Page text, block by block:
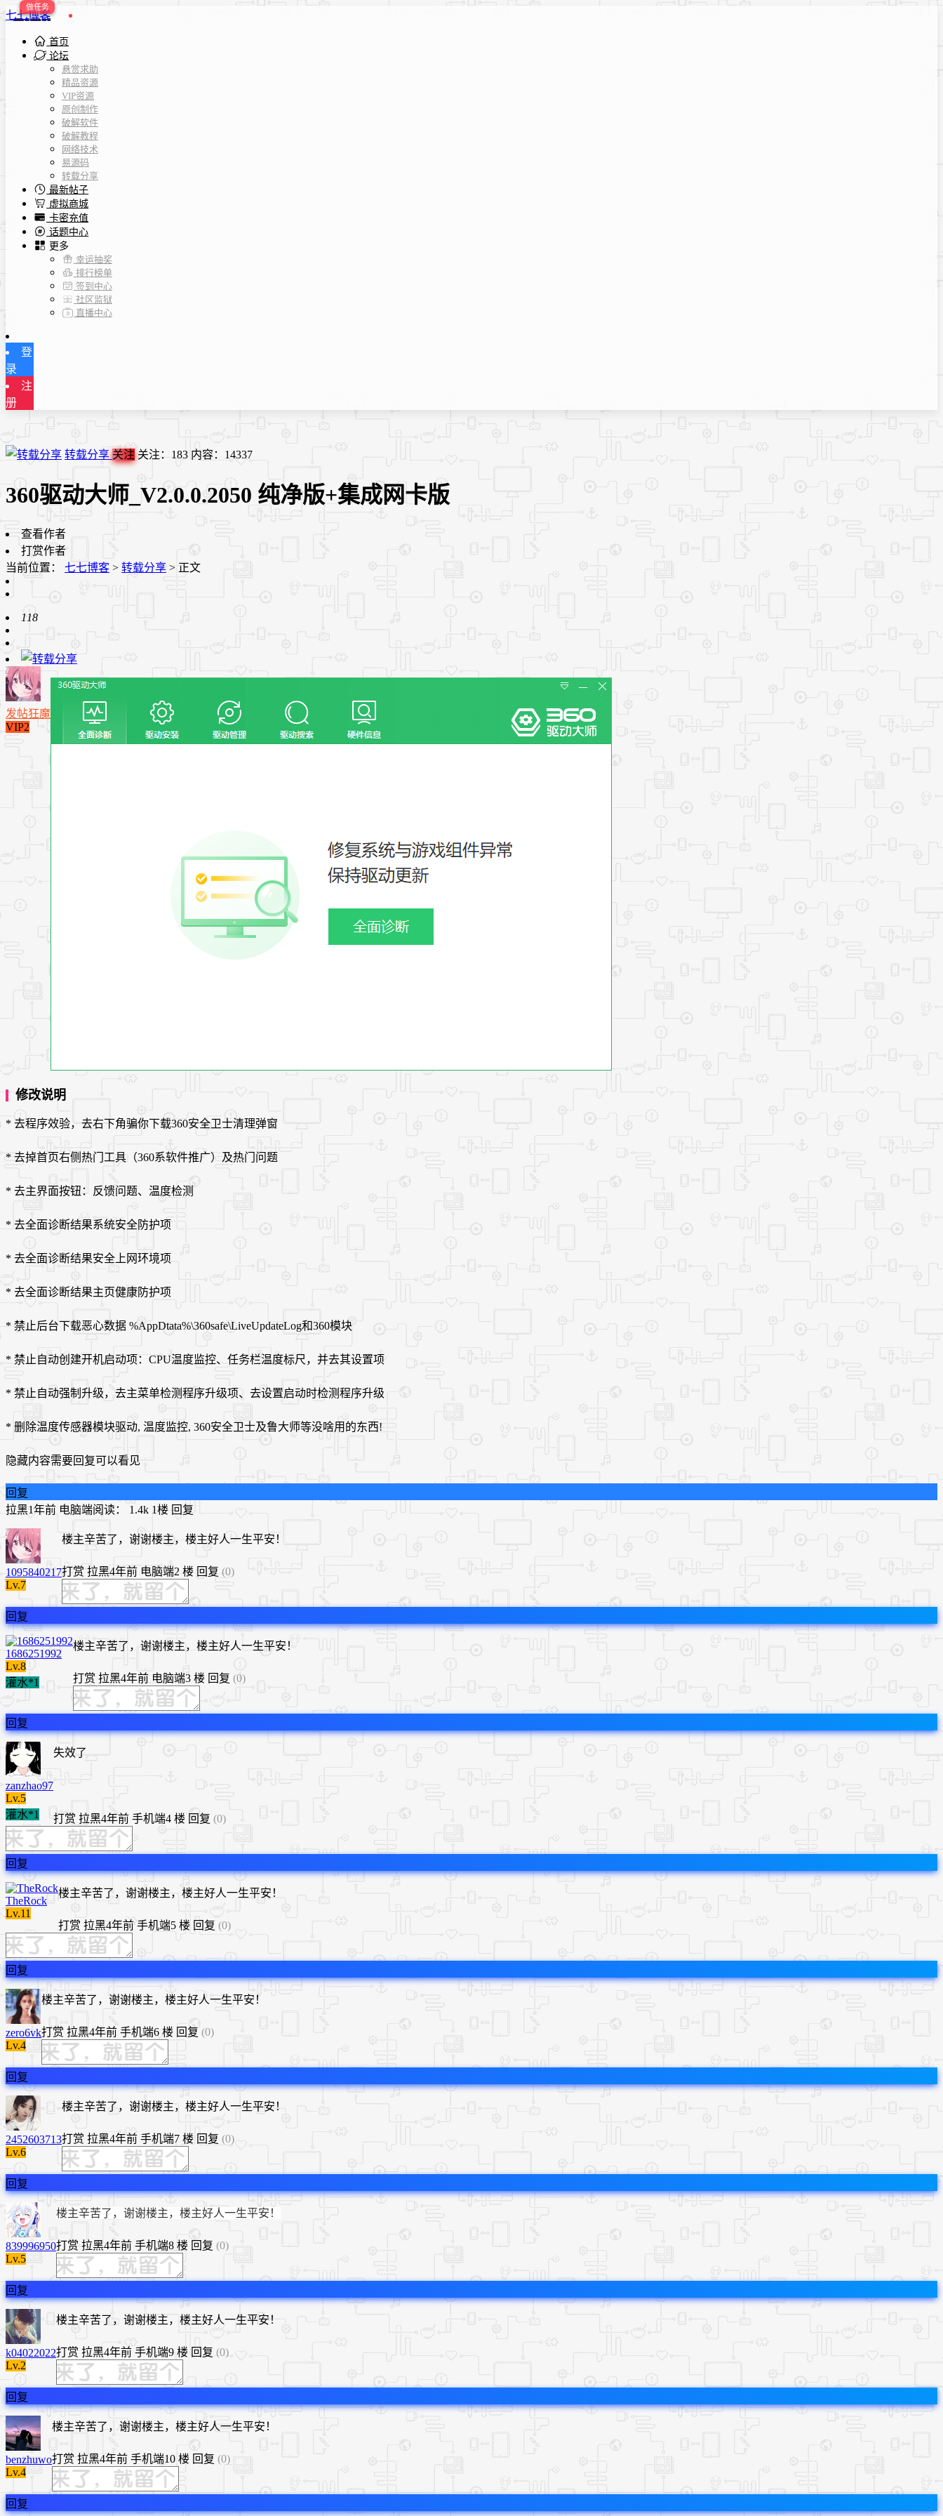
七七博客
首页
论坛
悬赏求助
精品资源
VIP资源
原创制作
破解软件
破解教程
网络技术
易源码
转载分享
最新帖子
虚拟商城
卡密充值
话题中心
更多
幸运抽奖
排行榜单
签到中心
社区监狱
直播中心
登
录
注
册
转载分享关注 关注： 183 内容： 14337
360驱动大师_V2.0.0.2050 纯净版+集成网卡版
查看作者
打赏作者
当前位置： 七七博客 > 转载分享 > 正文
118
发帖狂魔
VIP2
修改说明
* 去程序效验，去右下角骗你下载360安全卫士清理弹窗
* 去掉首页右侧热门工具（360系软件推广）及热门问题
* 去主界面按钮：反馈问题、温度检测
* 去全面诊断结果系统安全防护项
* 去全面诊断结果安全上网环境项
* 去全面诊断结果主页健康防护项
* 禁止后台下载恶心数据 %AppDtata%\360safe\LiveUpdateLog和360模块
* 禁止自动创建开机启动项：CPU温度监控、任务栏温度标尺，并去其设置项
* 禁止自动强制升级，去主菜单检测程序升级项、去设置启动时检测程序升级
* 删除温度传感器模块驱动, 温度监控, 360安全卫士及鲁大师等没啥用的东西!
隐藏内容需要回复可以看见
回复
拉黑1年前 电脑端阅读： 1.4k 1楼 回复
1095840217
Lv.7
楼主辛苦了，谢谢楼主，楼主好人一生平安！
打赏 拉黑4年前 电脑端2 楼 回复 (0)
回复
1686251992
Lv.8
灌水*1
楼主辛苦了，谢谢楼主，楼主好人一生平安！
打赏 拉黑4年前 电脑端3 楼 回复 (0)
回复
zanzhao97
Lv.5
灌水*1
失效了
打赏 拉黑4年前 手机端4 楼 回复 (0)
回复
TheRock
Lv.11
楼主辛苦了，谢谢楼主，楼主好人一生平安！
打赏 拉黑4年前 手机端5 楼 回复 (0)
回复
zero6vk
Lv.4
楼主辛苦了，谢谢楼主，楼主好人一生平安！
打赏 拉黑4年前 手机端6 楼 回复 (0)
回复
2452603713
Lv.6
楼主辛苦了，谢谢楼主，楼主好人一生平安！
打赏 拉黑4年前 手机端7 楼 回复 (0)
回复
839996950
Lv.5
楼主辛苦了，谢谢楼主，楼主好人一生平安！
打赏 拉黑4年前 手机端8 楼 回复 (0)
回复
k04022022
Lv.2
楼主辛苦了，谢谢楼主，楼主好人一生平安！
打赏 拉黑4年前 手机端9 楼 回复 (0)
回复
benzhuwo
Lv.4
楼主辛苦了，谢谢楼主，楼主好人一生平安！
打赏 拉黑4年前 手机端10 楼 回复 (0)
回复